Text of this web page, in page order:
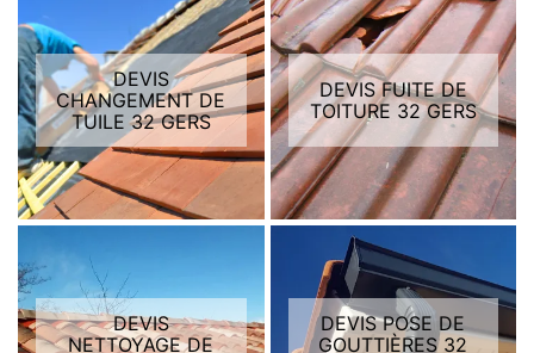
DEVIS
CHANGEMENT DE
TUILE 32 GERS
DEVIS FUITE DE
TOITURE 32 GERS
DEVIS
NETTOYAGE DE
DEVIS POSE DE
GOUTTIÈRES 32